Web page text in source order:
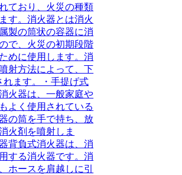
ており、火災の種類
す。消火器とは消火
製の筒状の容器に消
で、火災の初期段階
めに使用します。消
射方法によって、下
れます。・手提げ式
火器は、一般家庭や
よく使用されている
の筒を手で持ち、放
火剤を噴射しま
背負式消火器は、消
する消火器です。消
ホースを肩越しに引